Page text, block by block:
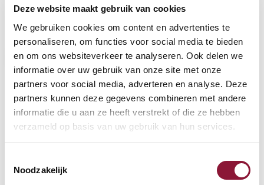
Deze website maakt gebruik van cookies
We gebruiken cookies om content en advertenties te
personaliseren, om functies voor social media te bieden
en om ons websiteverkeer te analyseren. Ook delen we
informatie over uw gebruik van onze site met onze
partners voor social media, adverteren en analyse. Deze
partners kunnen deze gegevens combineren met andere
informatie die u aan ze heeft verstrekt of die ze hebben
verzameld op basis van uw gebruik van hun services.
Noodzakelijk
FUSSRING ?
FUSSRING AUS POLIERTEM ALUMINIUM